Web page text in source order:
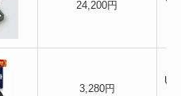
24,200円
3,280円